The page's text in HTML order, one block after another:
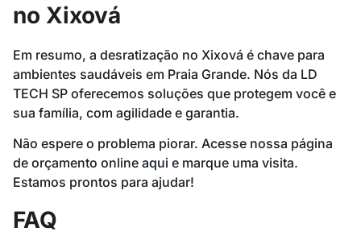
no Xixová
Em resumo, a desratização no Xixová é chave para
ambientes saudáveis em Praia Grande. Nós da LD
TECH SP oferecemos soluções que protegem você e
sua família, com agilidade e garantia.
Não espere o problema piorar. Acesse nossa página
de orçamento online aqui e marque uma visita.
Estamos prontos para ajudar!
FAQ